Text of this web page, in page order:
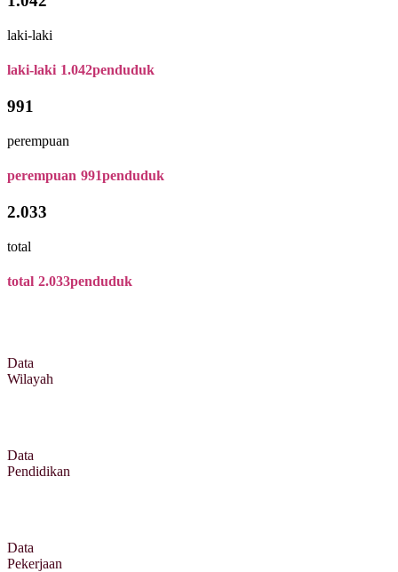
laki-laki
laki-laki 1.042penduduk
991
perempuan
perempuan 991penduduk
2.033
total
total 2.033penduduk
Data
Wilayah
Data
Pendidikan
Data
Pekerjaan